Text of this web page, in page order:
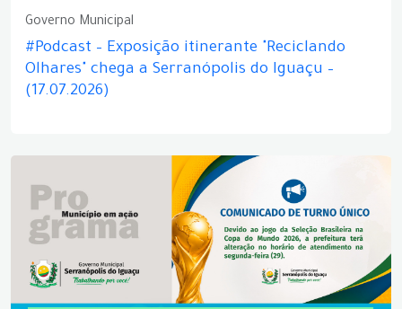
Governo Municipal
#Podcast – Exposição itinerante "Reciclando
Olhares" chega a Serranópolis do Iguaçu –
(17.07.2026)